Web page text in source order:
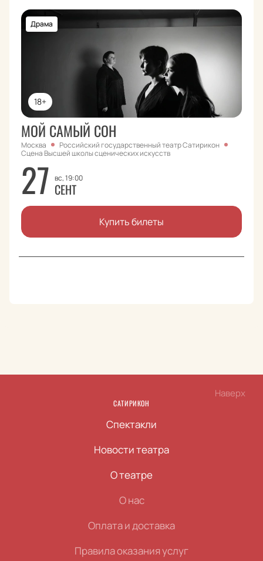
18+
Драма
МОЙ САМЫЙ СОН
Москва
Российский государственный театр Сатирикон
Сцена Высшей школы сценических искусcтв
27 вс, 19:00
СЕНТ
Купить билеты
Наверх
САТИРИКОН
Спектакли
Новости театра
О театре
О нас
Оплата и доставка
Правила оказания услуг